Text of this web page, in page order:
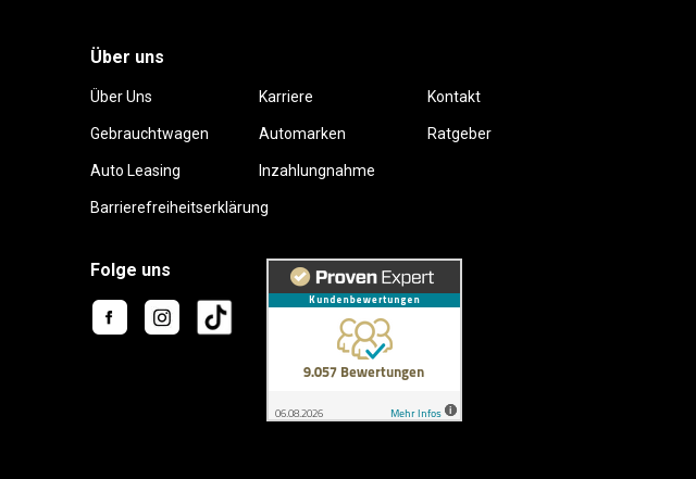
Über uns
Über Uns Karriere Kontakt
Gebrauchtwagen Automarken Ratgeber
Auto Leasing Inzahlungnahme
Barrierefreiheitserklärung
Folge uns